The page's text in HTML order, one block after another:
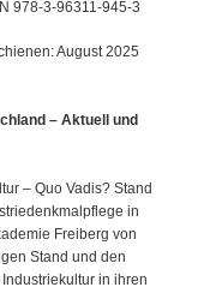
978-3-96311-945-3
August 2025
– Aktuell und
– Quo Vadis? Stand
in
Freiberg von
Stand und den
in ihren